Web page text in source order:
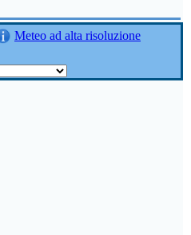
Meteo ad alta risoluzione